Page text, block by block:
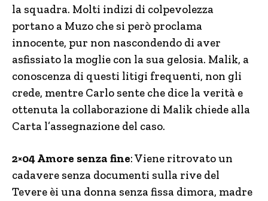
la squadra. Molti indizi di colpevolezza
portano a Muzo che si però proclama
innocente, pur non nascondendo di aver
asfissiato la moglie con la sua gelosia. Malik, a
conoscenza di questi litigi frequenti, non gli
crede, mentre Carlo sente che dice la verità e
ottenuta la collaborazione di Malik chiede alla
Carta l’assegnazione del caso.
2×04 Amore senza fine: Viene ritrovato un
cadavere senza documenti sulla rive del
Tevere èi una donna senza fissa dimora, madre